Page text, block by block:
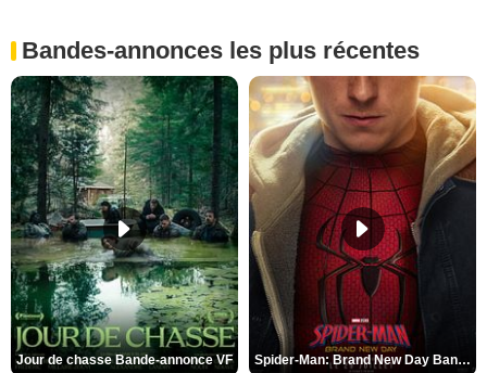
Bandes-annonces les plus récentes
Jour de chasse Bande-annonce VF Spider-Man: Brand New Day Bande-annonce (3) VO STFR